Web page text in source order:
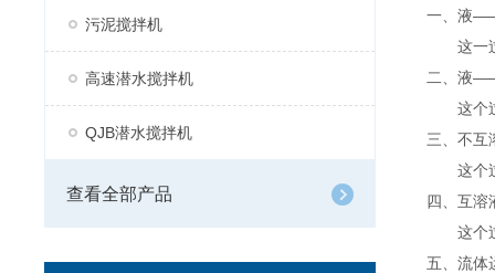
污泥搅拌机
高速潜水搅拌机
QJB潜水搅拌机
查看全部产品
一、液
这一过
二、液
这个过
三、不互
这个过
四、互溶
这个过
五、流体